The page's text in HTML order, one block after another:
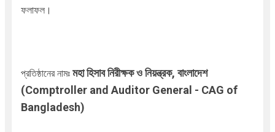
ফলাফল।
প্রতিষ্ঠানের নামঃ মহা হিসাব নিরীক্ষক ও নিয়ন্ত্রক, বাংলাদেশ
(Comptroller and Auditor General - CAG of
Bangladesh)